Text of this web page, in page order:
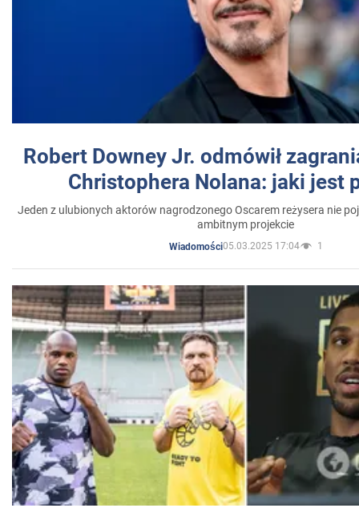
Robert Downey Jr. odmówił
Christophera Nolana: jaki jest
Jeden z ulubionych aktorów nagrodzonego Oscarem reżysera nie
ambitnym projekcie
Wiadomości05.03.2025 17:04 1